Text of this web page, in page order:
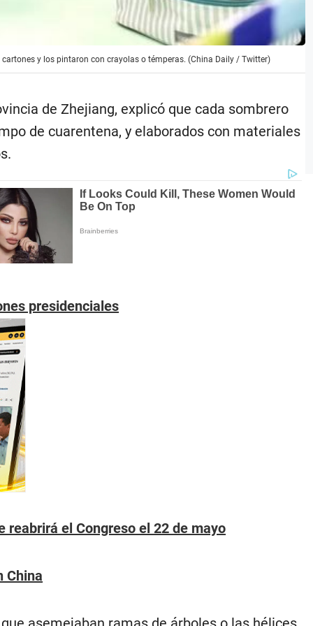
y los pintaron con crayolas o témperas. (China Daily / Twitter)
de Zhejiang, explicó que cada sombrero
de cuarentena, y elaborados con materiales
presidenciales
reabrirá el Congreso el 22 de mayo
China